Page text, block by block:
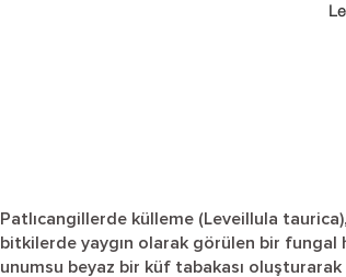
Patlıcangillerde külleme (Leveillula
bitkilerde yaygın olarak görülen bir fungal
unumsu beyaz bir küf tabakası